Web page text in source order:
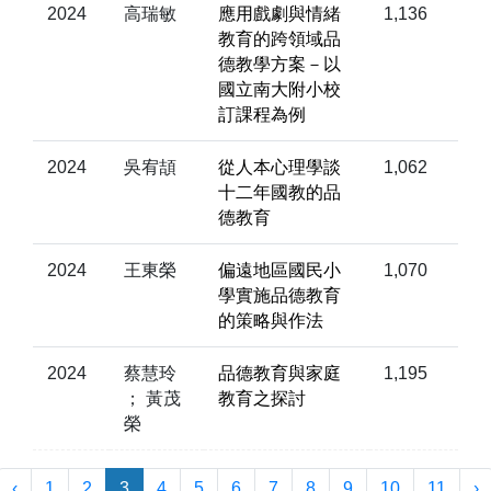
2024 高瑞敏
應用戲劇與情緒
教育的跨領域品
德教學方案－以
國立南大附小校
訂課程為例
1,136
2024 吳宥頡
從人本心理學談
十二年國教的品
德教育
1,062
2024 王東榮
偏遠地區國民小
學實施品德教育
的策略與作法
1,070
2024
蔡慧玲
； 黃茂
榮
品德教育與家庭
教育之探討
1,195